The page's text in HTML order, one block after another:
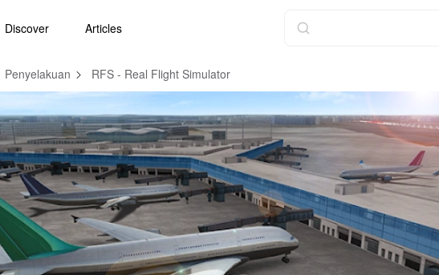
Discover Articles
Penyelakuan RFS - Real Flight Simulator